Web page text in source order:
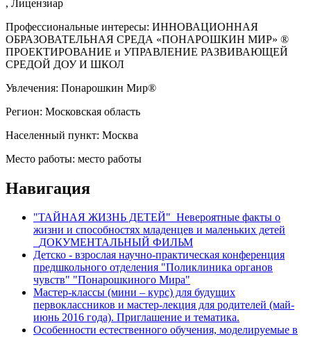
, Лицензиар
Профессиональные интересы: ИННОВАЦИОННАЯ
ОБРАЗОВАТЕЛЬНАЯ СРЕДА «ПОНАРОШКИН МИР» ®
ПРОЕКТИРОВАНИЕ и УПРАВЛЕНИЕ РАЗВИВАЮЩЕЙ
СРЕДОЙ ДОУ И ШКОЛ
Увлечения: Понарошкин Мир®
Регион: Московская область
Населенный пункт: Москва
Место работы: место работы
Навигация
"ТАЙНАЯ ЖИЗНЬ ДЕТЕЙ"_Невероятные факты о
жизни и способностях младенцев и маленьких детей
_ДОКУМЕНТАЛЬНЫЙ ФИЛЬМ
Детско - взрослая научно-практическая конференция
предшкольного отделения "Поликлиника органов
чувств" "Понарошкиного Мира"
Мастер-классы (мини – курс) для будущих
первоклассников и мастер-лекция для родителей (май-
июнь 2016 года). Приглашение и тематика.
Особенности естественного обучения, моделируемые в